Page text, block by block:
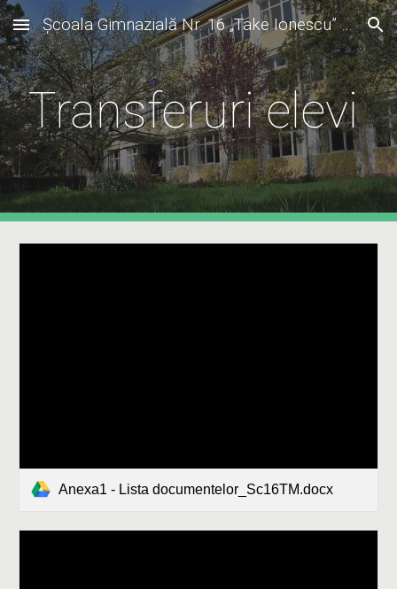
Skip to main content Skip to navigation
Școala Gimnazială Nr. 16 „Take Ionescu” Timișoara
Transferuri elevi
Anexa1 - Lista documentelor_Sc16TM.docx